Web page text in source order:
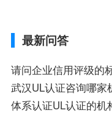
最新问答
请问企业信用评级的
武汉UL认证咨询哪家
体系认证UL认证的机